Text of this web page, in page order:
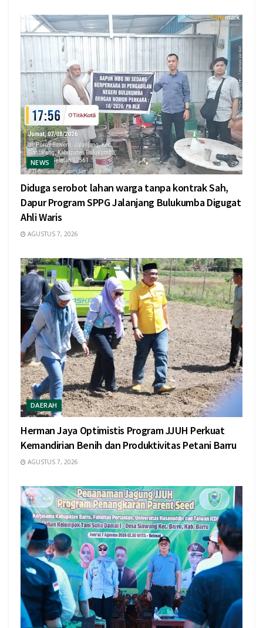
NEWS
Diduga serobot lahan warga tanpa kontrak Sah,
Dapur Program SPPG Jalanjang Bulukumba Digugat
Ahli Waris
AGUSTUS 7, 2026
DAERAH
Herman Jaya Optimistis Program JJUH Perkuat
Kemandirian Benih dan Produktivitas Petani Barru
AGUSTUS 7, 2026